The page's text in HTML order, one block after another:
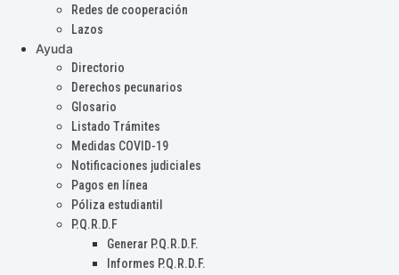
Redes de cooperación
Lazos
Ayuda
Directorio
Derechos pecunarios
Glosario
Listado Trámites
Medidas COVID-19
Notificaciones judiciales
Pagos en línea
Póliza estudiantil
P.Q.R.D.F
Generar P.Q.R.D.F.
Informes P.Q.R.D.F.